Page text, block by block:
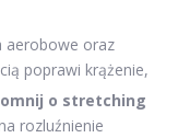
aerobowe oraz
poprawi krążenie,
o stretching
rozluźnienie